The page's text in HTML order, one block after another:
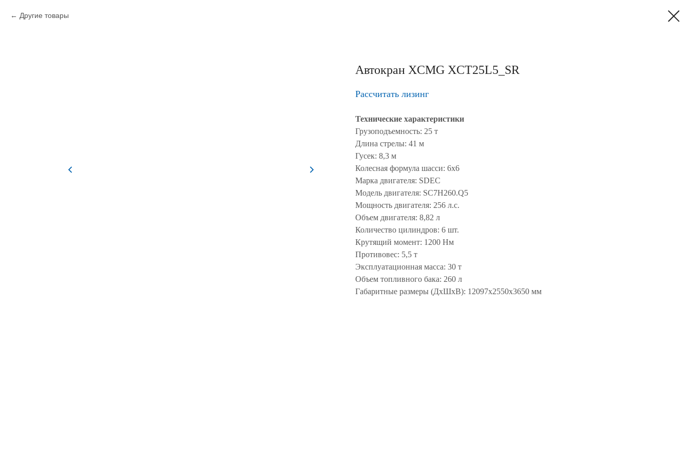
Другие товары
Автокран XCMG XCT25L5_SR
Рассчитать лизинг
Технические характеристики
Грузоподъемность: 25 т
Длина стрелы: 41 м
Гусек: 8,3 м
Колесная формула шасси: 6х6
Марка двигателя: SDEC
Модель двигателя: SC7H260.Q5
Мощность двигателя: 256 л.с.
Объем двигателя: 8,82 л
Количество цилиндров: 6 шт.
Крутящий момент: 1200 Нм
Противовес: 5,5 т
Эксплуатационная масса: 30 т
Объем топливного бака: 260 л
Габаритные размеры (ДхШхВ): 12097x2550x3650 мм